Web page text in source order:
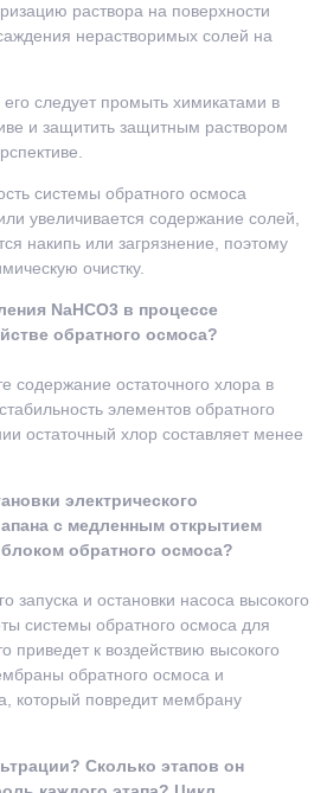
раствора на поверхности
нерастворимых солей на
следует промыть химикатами в
и защитить защитным раствором
системы обратного осмоса
увеличивается содержание солей,
накипь или загрязнение, поэтому
очистку.
NaHCO3 в процессе
обратного осмоса?
содержание остаточного хлора в
элементов обратного
остаточный хлор составляет менее
электрического
с медленным открытием
обратного осмоса?
запуска и остановки насоса высокого
системы обратного осмоса для
приведет к воздействию высокого
обратного осмоса и
который повредит мембрану
Сколько этапов он